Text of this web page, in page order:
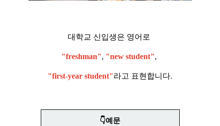
대학교 신입생은 영어로
"freshman", "new student",
"first-year student"라고 표현합니다.
👇예문